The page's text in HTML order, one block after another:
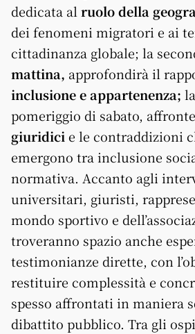
dedicata al ruolo della
dei fenomeni migratori e ai
cittadinanza globale; la
mattina, approfondirà il
inclusione e appartenenza; la
pomeriggio di sabato,
giuridici e le contraddizioni
emergono tra inclusione
normativa. Accanto agli
universitari, giuristi,
mondo sportivo e
troveranno spazio anche
testimonianze dirette, con
restituire complessità e
spesso affrontati in maniera
dibattito pubblico. Tra gli